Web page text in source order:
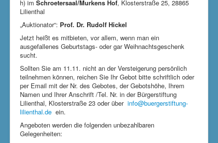
h) im Schroetersaal/Murkens Hof, Klosterstraße 25, 28865
Lilienthal
„Auktionator“: Prof. Dr. Rudolf Hickel
Jetzt heißt es mitbieten, vor allem, wenn man ein
ausgefallenes Geburtstags- oder gar Weihnachtsgeschenk
sucht.
Sollten Sie am 11.11. nicht an der Versteigerung persönlich
teilnehmen können, reichen Sie Ihr Gebot bitte schriftlich oder
per Email mit der Nr. des Gebotes, der Gebotshöhe, Ihrem
Namen und Ihrer Anschrift /Tel. Nr. in der Bürgerstiftung
Lilienthal, Klosterstraße 23 oder über info@buergerstiftung-
lilienthal.de ein.
Angeboten werden die folgenden unbezahlbaren
Gelegenheiten: